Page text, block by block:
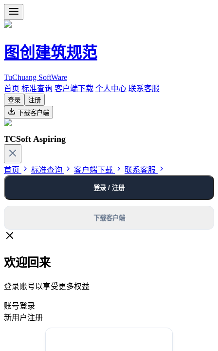
图创建筑规范
TuChuang SoftWare
首页 标准查询 客户端下载 个人中心 联系客服
登录
注册
下载客户端
TCSoft Aspiring
首页 标准查询 客户端下载 联系客服
登录 / 注册
下载客户端
欢迎回来
登录账号以享受更多权益
账号登录
新用户注册